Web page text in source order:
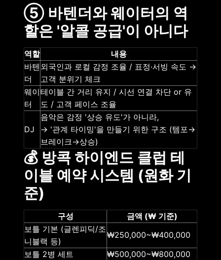
⑤ 바텐더와 웨이터의 역
할은 '알콜 공급'이 아니다
역할
내용
바텐
더
외국인과 로컬 감정 조율 / 표정·서빙 속도 →
고객 분위기 체크
웨이
터
테이블 간 거리 유지 / 시선 연결 차단 or 유
도 / 고객 페이스 조율
DJ
음악은 감정 '상승 유도'가 아니라,
→ '관계 타이밍'을 만들기 위한 구조 (템포→
브레이크→상승)
💰 방콕 하이엔드 클럽 테
이블 예약 시스템 (원화 기
준)
구성
금액 (₩ 기준)
보틀 기본 (글렌피딕/조
니블랙 등)
₩250,000~₩400,000
보틀 2병 세트
₩500,000~₩800,000